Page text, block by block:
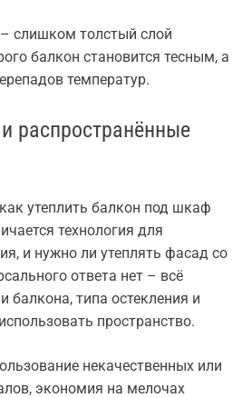
слишком толстый слой
балкон становится тесным, а
температур.
распространённые
утеплить балкон под шкаф
технология для
и нужно ли утеплять фасад со
ответа нет – всё
балкона, типа остекления и
пространство.
некачественных или
экономия на мелочах